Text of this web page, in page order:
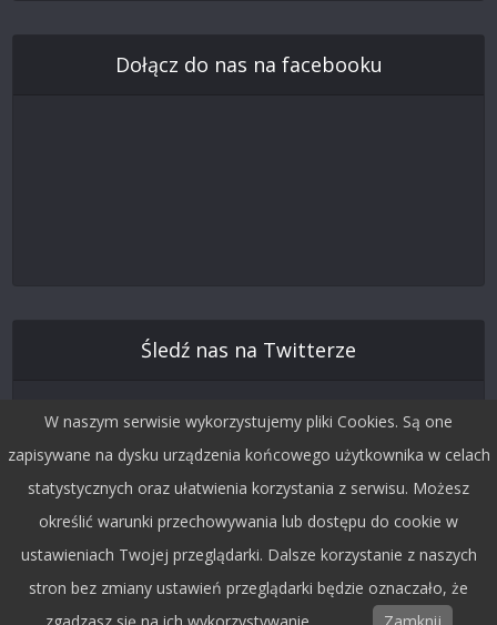
Dołącz do nas na facebooku
Śledź nas na Twitterze
Copyright © 2015 by Dobra Fala.
W naszym serwisie wykorzystujemy pliki Cookies. Są one
zapisywane na dysku urządzenia końcowego użytkownika w celach
statystycznych oraz ułatwienia korzystania z serwisu. Możesz
określić warunki przechowywania lub dostępu do cookie w
ustawieniach Twojej przeglądarki. Dalsze korzystanie z naszych
stron bez zmiany ustawień przeglądarki będzie oznaczało, że